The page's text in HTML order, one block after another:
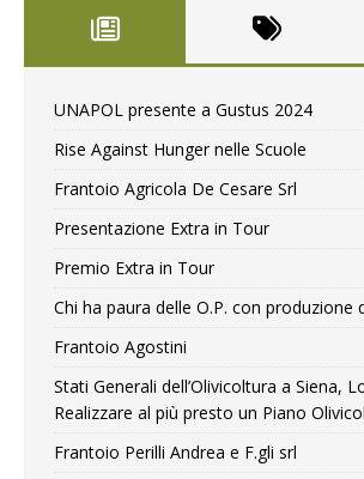
UNAPOL presente a Gustus 2024
Rise Against Hunger nelle Scuole
Frantoio Agricola De Cesare Srl
Presentazione Extra in Tour
Premio Extra in Tour
Chi ha paura delle O.P. con produzione
Frantoio Agostini
Stati Generali dell’Olivicoltura a Siena,
Realizzare al più presto un Piano
Frantoio Perilli Andrea e F.gli srl